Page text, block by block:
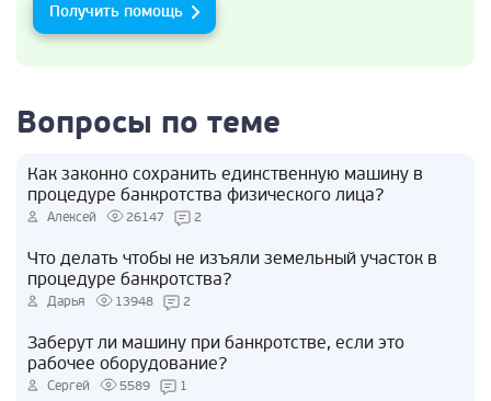
Получить помощь
Вопросы по теме
Как законно сохранить единственную машину в
процедуре банкротства физического лица?
Алексей 26147 2
Что делать чтобы не изъяли земельный участок в
процедуре банкротства?
Дарья 13948 2
Заберут ли машину при банкротстве, если это
рабочее оборудование?
Сергей 5589 1